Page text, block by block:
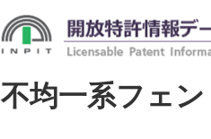
不均一系フェ